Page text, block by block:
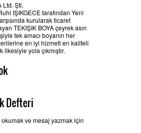
Ltd. Şti.
IŞIKGECE tarafından Yeni
kurularak ticaret
TEKIŞIK BOYA çeyrek asırı
tek amacı boyanın her
en iyi hizmeti en kaliteli
yola çıkmıştır.
Defteri
okumak ve mesaj yazmak için